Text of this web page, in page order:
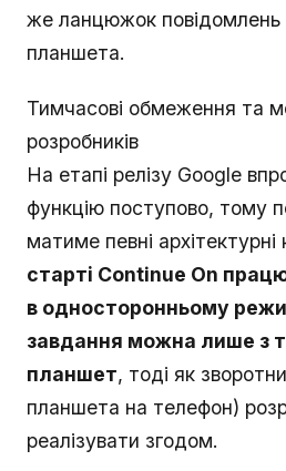
же ланцюжок повідомлень
планшета.
Тимчасові обмеження та
розробників
На етапі релізу Google
функцію поступово, тому
матиме певні архітектурні
старті Continue On
в односторонньому
завдання можна лише з
планшет, тоді як
планшета на телефон)
реалізувати згодом.